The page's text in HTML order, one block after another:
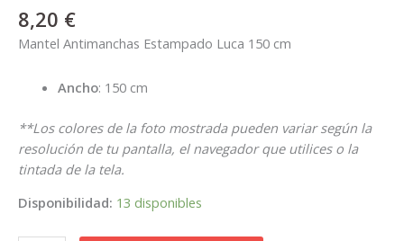
8,20 €
Mantel Antimanchas Estampado Luca 150 cm
Ancho: 150 cm
**Los colores de la foto mostrada pueden variar según la
resolución de tu pantalla, el navegador que utilices o la
tintada de la tela.
Disponibilidad: 13 disponibles